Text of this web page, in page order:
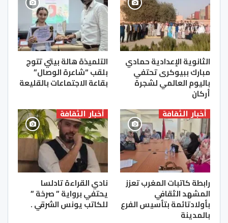
الثانوية الإعدادية حمادي
مبارك ببيوكرى تحتفي
باليوم العالمي لشجرة
أركان
التلميذة هالة بيتي تتوج
بلقب “شاعرة الوصال”
بقاعة الاجتماعات بالقليعة
أخبار الثقافة
رابطة كاتبات المغرب تعزز
المشهد الثقافي
بأولادتائمة بتأسيس الفرع
بالمدينة
أخبار الثقافة
نادي القراءة تادلسا
يحتفي برواية ” صرخة ”
للكاتب يونس الشرقي .